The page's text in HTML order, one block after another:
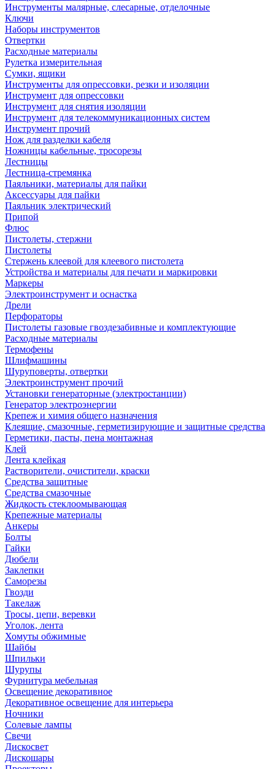
Инструменты малярные, слесарные, отделочные
Ключи
Наборы инструментов
Отвертки
Расходные материалы
Рулетка измерительная
Сумки, ящики
Инструменты для опрессовки, резки и изоляции
Инструмент для опрессовки
Инструмент для снятия изоляции
Инструмент для телекоммуникационных систем
Инструмент прочий
Нож для разделки кабеля
Ножницы кабельные, тросорезы
Лестницы
Лестница-стремянка
Паяльники, материалы для пайки
Аксессуары для пайки
Паяльник электрический
Припой
Флюс
Пистолеты, стержни
Пистолеты
Стержень клеевой для клеевого пистолета
Устройства и материалы для печати и маркировки
Маркеры
Электроинструмент и оснастка
Дрели
Перфораторы
Пистолеты газовые гвоздезабивные и комплектующие
Расходные материалы
Термофены
Шлифмашины
Шуруповерты, отвертки
Электроинструмент прочий
Установки генераторные (электростанции)
Генератор электроэнергии
Крепеж и химия общего назначения
Клеящие, смазочные, герметизирующие и защитные средства
Герметики, пасты, пена монтажная
Клей
Лента клейкая
Растворители, очистители, краски
Средства защитные
Средства смазочные
Жидкость стеклоомывающая
Крепежные материалы
Анкеры
Болты
Гайки
Дюбели
Заклепки
Саморезы
Гвозди
Такелаж
Тросы, цепи, веревки
Уголок, лента
Хомуты обжимные
Шайбы
Шпильки
Шурупы
Фурнитура мебельная
Освещение декоративное
Декоративное освещение для интерьера
Ночники
Солевые лампы
Свечи
Дискосвет
Дискошары